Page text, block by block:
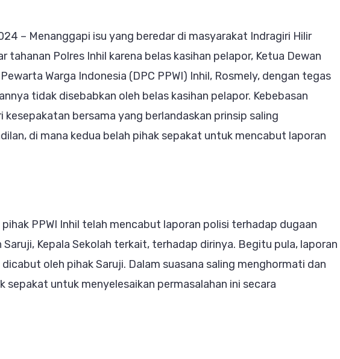
Dedengkot
Pungli
Saruji
Harus
Tetap
Diproses
– Menanggapi isu yang beredar di masyarakat Indragiri Hilir
tahanan Polres Inhil karena belas kasihan pelapor, Ketua Dewan
Warga Indonesia (DPC PPWI) Inhil, Rosmely, dengan tegas
tidak disebabkan oleh belas kasihan pelapor. Kebebasan
bersama yang berlandaskan prinsip saling
di mana kedua belah pihak sepakat untuk mencabut laporan
PPWI Inhil telah mencabut laporan polisi terhadap dugaan
Kepala Sekolah terkait, terhadap dirinya. Begitu pula, laporan
oleh pihak Saruji. Dalam suasana saling menghormati dan
sepakat untuk menyelesaikan permasalahan ini secara